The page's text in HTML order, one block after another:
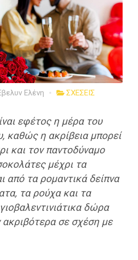
Ελένη ΣΧΕΣΕΙΣ
εφέτος η μέρα του
καθώς η ακρίβεια μπορεί
και τον παντοδύναμο
μέχρι τα
από τα ρομαντικά δείπνα
τα ρούχα και τα
δώρα
ακριβότερα σε σχέση με